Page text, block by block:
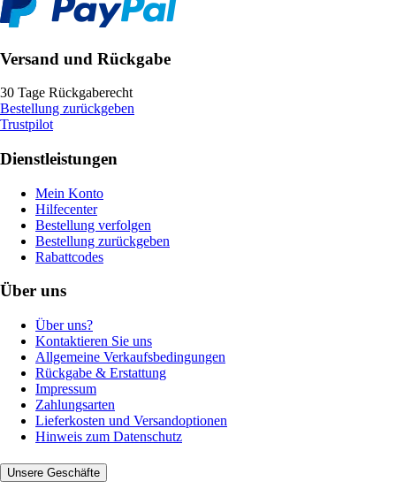
Versand und Rückgabe
30 Tage Rückgaberecht
Bestellung zurückgeben
Trustpilot
Dienstleistungen
Mein Konto
Hilfecenter
Bestellung verfolgen
Bestellung zurückgeben
Rabattcodes
Über uns
Über uns?
Kontaktieren Sie uns
Allgemeine Verkaufsbedingungen
Rückgabe & Erstattung
Impressum
Zahlungsarten
Lieferkosten und Versandoptionen
Hinweis zum Datenschutz
Unsere Geschäfte